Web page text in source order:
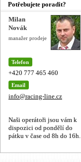
Potřebujete poradit?
Milan
Novák
manažer prodeje
Telefon
+420 777 465 460
Email
info@racing-line.cz
Naši operátoři jsou vám k
dispozici od pondělí do
pátku v čase od 8h do 16h.